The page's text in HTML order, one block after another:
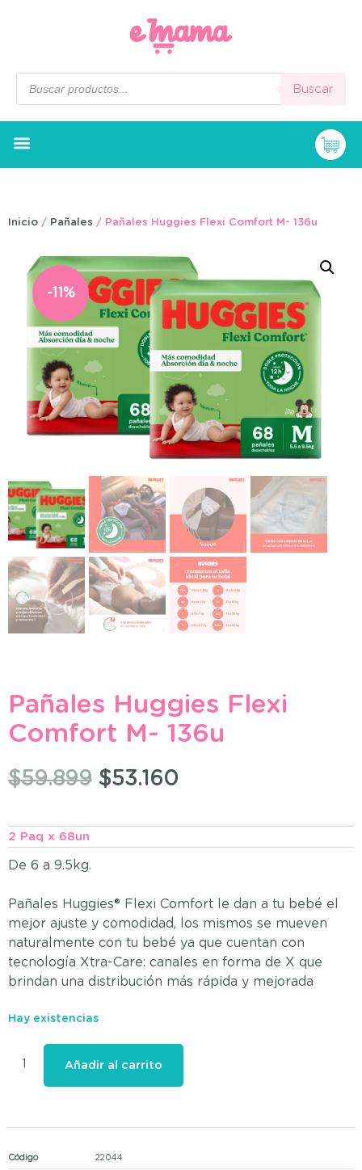
Buscar
Inicio / Pañales / Pañales Huggies Flexi Comfort M- 136u
-11%
Pañales Huggies Flexi
Comfort M- 136u
$59.899 $53.160
2 Paq x 68un
De 6 a 9.5kg.
Pañales Huggies® Flexi Comfort le dan a tu bebé el
mejor ajuste y comodidad, los mismos se mueven
naturalmente con tu bebé ya que cuentan con
tecnología Xtra-Care: canales en forma de X que
brindan una distribución más rápida y mejorada
Hay existencias
Añadir al carrito
Código 22044